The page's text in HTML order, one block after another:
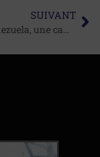
SUIVANT
Au Venezuela, une campagne présidentielle en suspens